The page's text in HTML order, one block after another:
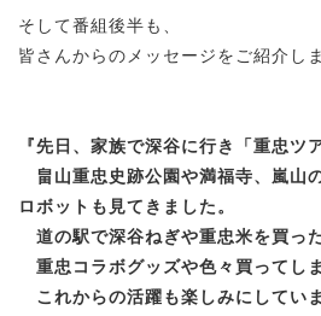
そして番組後半も、
皆さんからのメッセージをご紹介し
『先日、家族で深谷に行き「重忠ツ
畠山重忠史跡公園や満福寺、嵐山
ロボットも見てきました。
道の駅で深谷ねぎや重忠米を買った
重忠コラボグッズや色々買ってし
これからの活躍も楽しみにしていま